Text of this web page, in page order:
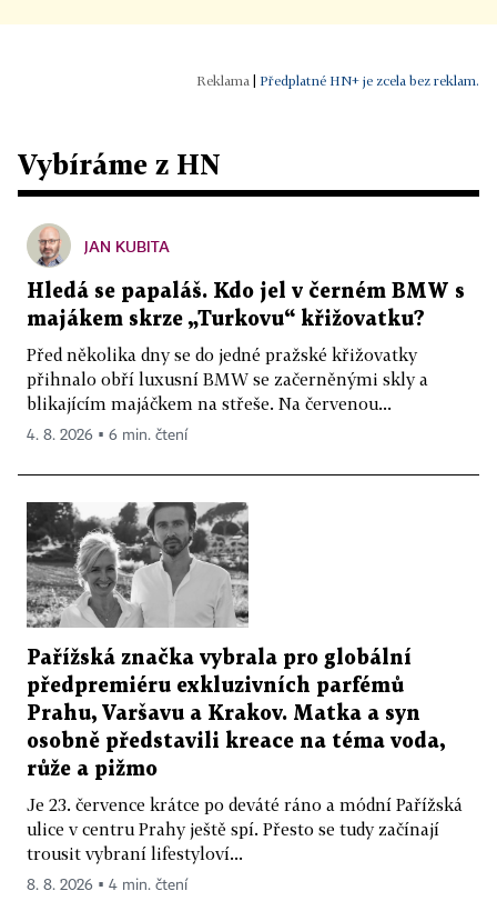
Předplatné HN+ je zcela bez reklam.
Vybíráme z HN
JAN KUBITA
Hledá se papaláš. Kdo jel v černém BMW s
majákem skrze „Turkovu“ křižovatku?
Před několika dny se do jedné pražské křižovatky
přihnalo obří luxusní BMW se začerněnými skly a
blikajícím majáčkem na střeše. Na červenou...
4. 8. 2026 ▪ 6 min. čtení
Pařížská značka vybrala pro globální
předpremiéru exkluzivních parfémů
Prahu, Varšavu a Krakov. Matka a syn
osobně představili kreace na téma voda,
růže a pižmo
Je 23. července krátce po deváté ráno a módní Pařížská
ulice v centru Prahy ještě spí. Přesto se tudy začínají
trousit vybraní lifestyloví...
8. 8. 2026 ▪ 4 min. čtení